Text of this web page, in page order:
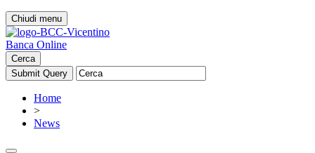
Chiudi menu
Banca Online
Cerca
Home
>
News